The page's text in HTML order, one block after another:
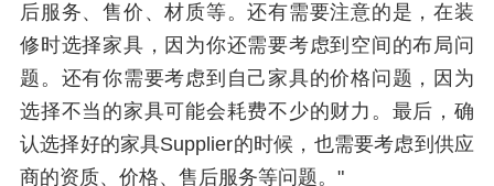
后服务、售价、材质等。还有需要注意的是，在装
修时选择家具，因为你还需要考虑到空间的布局问
题。还有你需要考虑到自己家具的价格问题，因为
选择不当的家具可能会耗费不少的财力。最后，确
认选择好的家具Supplier的时候，也需要考虑到供应
商的资质、价格、售后服务等问题。"